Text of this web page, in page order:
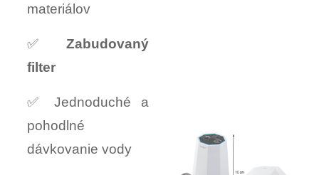
materiálov
✅ Zabudovaný
filter
✅ Jednoduché a
pohodlné
dávkovanie vody